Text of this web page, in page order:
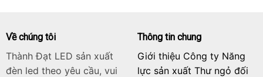
Về chúng tôi
Thành Đạt LED sản xuất
đèn led theo yêu cầu, vui
Thông tin chung
Giới thiệu Công ty Năng
lực sản xuất Thư ngỏ đối